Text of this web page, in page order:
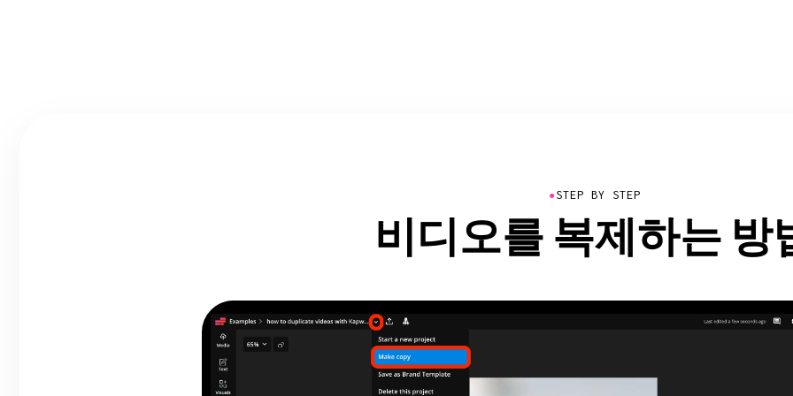
●STEP BY STEP
비디오를 복제하는 방